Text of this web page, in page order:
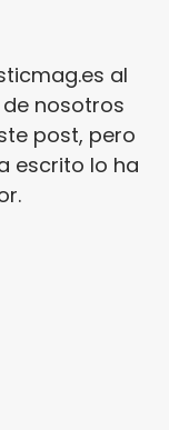
al
nosotros
post, pero
escrito lo ha